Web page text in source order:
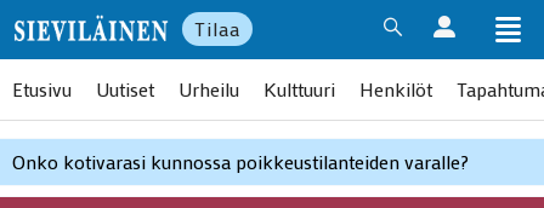
Tilaa
Etusivu Uutiset Urheilu Kulttuuri Henkilöt
Onko kotivarasi kunnossa poikkeustilanteiden varalle?